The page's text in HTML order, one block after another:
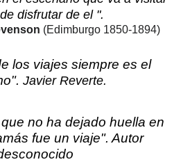
disfrutar de el ".
(Edimburgo 1850-1894)
los viajes siempre es el
Javier Reverte.
no ha dejado huella en
fue un viaje".Autor